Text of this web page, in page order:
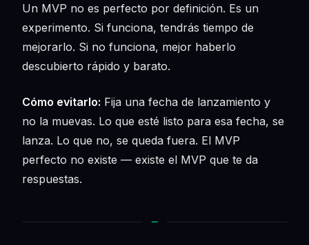
Un MVP no es perfecto por definición. Es un
experimento. Si funciona, tendrás tiempo de
mejorarlo. Si no funciona, mejor haberlo
descubierto rápido y barato.
Cómo evitarlo: Fija una fecha de lanzamiento y
no la muevas. Lo que esté listo para esa fecha, se
lanza. Lo que no, se queda fuera. El MVP
perfecto no existe — existe el MVP que te da
respuestas.